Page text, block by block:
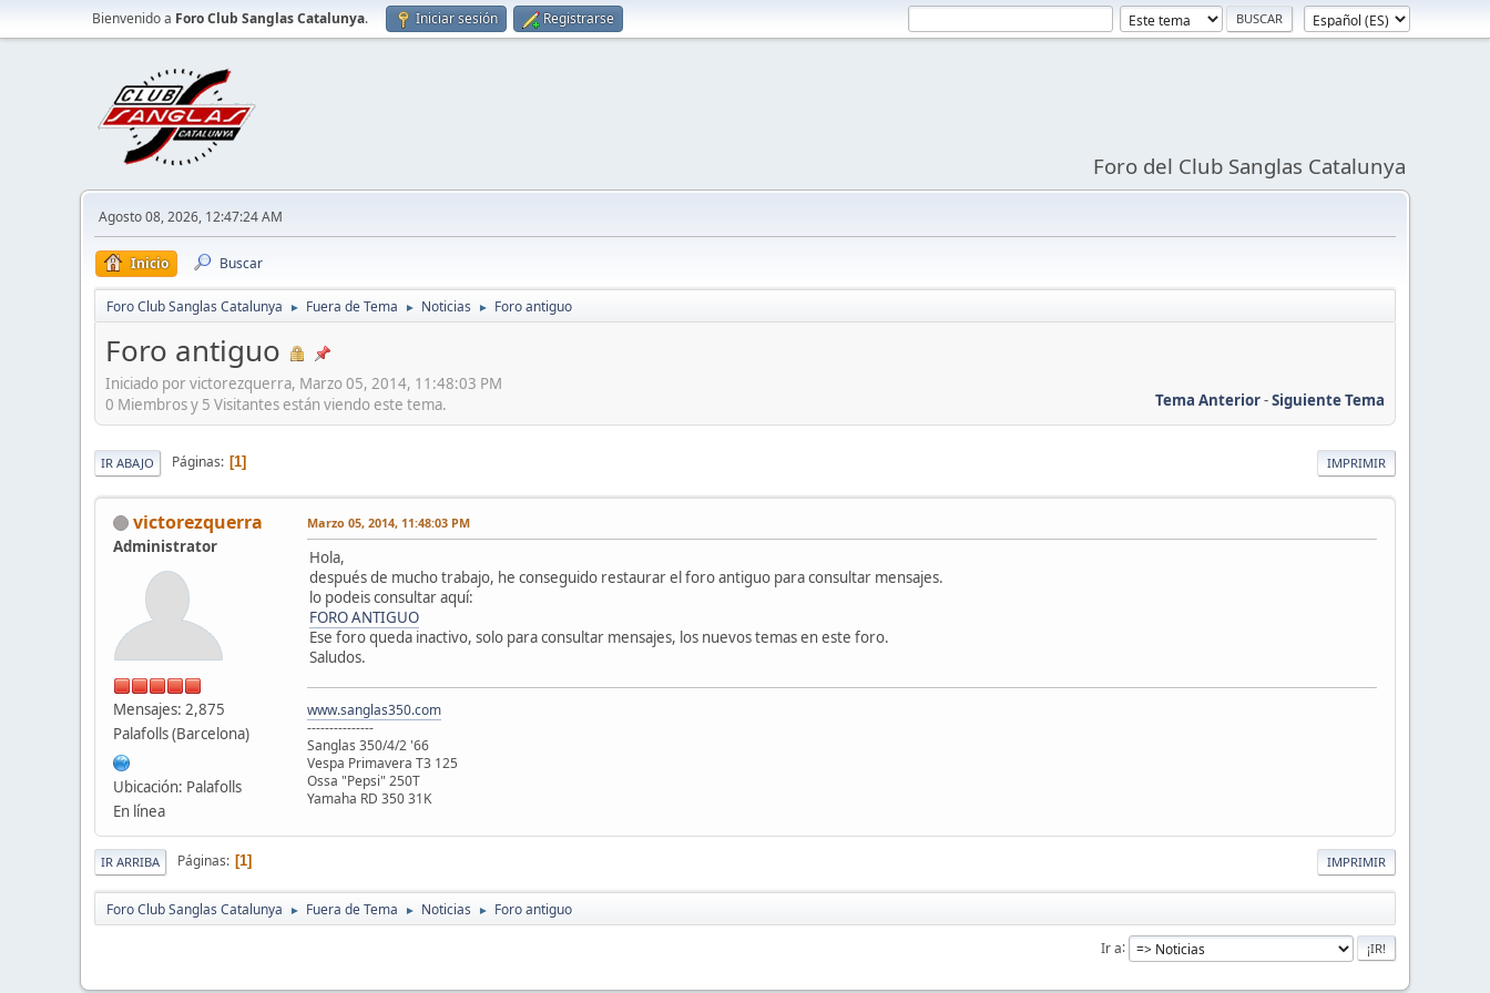
Bienvenido a Foro Club Sanglas Catalunya. Iniciar sesión Registrarse
Foro del Club Sanglas Catalunya
Agosto 08, 2026, 12:47:24 AM
Inicio Buscar
Foro Club Sanglas Catalunya ► Fuera de Tema ► Noticias ► Foro antiguo
Foro antiguo
Iniciado por victorezquerra, Marzo 05, 2014, 11:48:03 PM
Tema Anterior-Siguiente Tema
0 Miembros y 5 Visitantes están viendo este tema.
IMPRIMIR
IR ABAJO Páginas 1
victorezquerra
Administrator
Mensajes: 2,875
Palafolls (Barcelona)
Ubicación: Palafolls
En línea
Marzo 05, 2014, 11:48:03 PM
Hola,
después de mucho trabajo, he conseguido restaurar el foro antiguo para consultar mensajes.
lo podeis consultar aquí:
FORO ANTIGUO
Ese foro queda inactivo, solo para consultar mensajes, los nuevos temas en este foro.
Saludos.
www.sanglas350.com
---------------
Sanglas 350/4/2 '66
Vespa Primavera T3 125
Ossa "Pepsi" 250T
Yamaha RD 350 31K
IMPRIMIR
IR ARRIBA Páginas 1
Foro Club Sanglas Catalunya ► Fuera de Tema ► Noticias ► Foro antiguo
Ir a